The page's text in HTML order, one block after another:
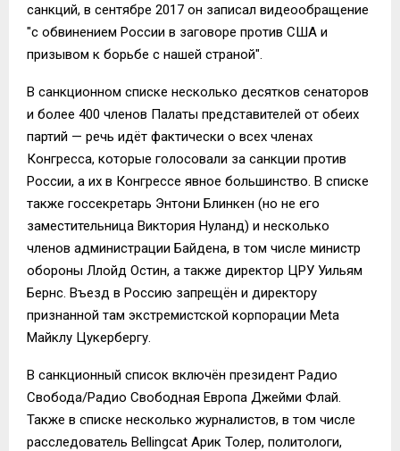
санкций, в сентябре 2017 он записал видеообращение
"с обвинением России в заговоре против США и
призывом к борьбе с нашей страной".
В санкционном списке несколько десятков сенаторов
и более 400 членов Палаты представителей от обеих
партий — речь идёт фактически о всех членах
Конгресса, которые голосовали за санкции против
России, а их в Конгрессе явное большинство. В списке
также госсекретарь Энтони Блинкен (но не его
заместительница Виктория Нуланд) и несколько
членов администрации Байдена, в том числе министр
обороны Ллойд Остин, а также директор ЦРУ Уильям
Бернс. Въезд в Россию запрещён и директору
признанной там экстремистской корпорации Meta
Майклу Цукербергу.
В санкционный список включён президент Радио
Свобода/Радио Свободная Европа Джейми Флай.
Также в списке несколько журналистов, в том числе
расследователь Bellingcat Арик Толер, политологи,